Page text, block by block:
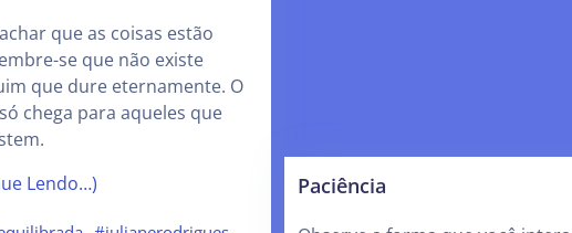
que as coisas estão
se que não existe
que dure eternamente. O
chega para aqueles que
Lendo…)
Paciência